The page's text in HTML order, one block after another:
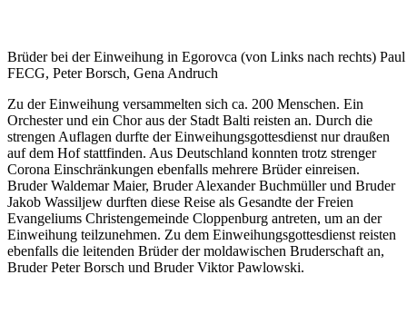
Brüder bei der Einweihung in Egorovca (von Links nach rechts)
FECG, Peter Borsch, Gena Andruch
Zu der Einweihung versammelten sich ca. 200 Menschen. Ein
Orchester und ein Chor aus der Stadt Balti reisten an. Durch die
strengen Auflagen durfte der Einweihungsgottesdienst nur draußen
auf dem Hof stattfinden. Aus Deutschland konnten trotz strenger
Corona Einschränkungen ebenfalls mehrere Brüder einreisen.
Bruder Waldemar Maier, Bruder Alexander Buchmüller und Bruder
Jakob Wassiljew durften diese Reise als Gesandte der Freien
Evangeliums Christengemeinde Cloppenburg antreten, um an der
Einweihung teilzunehmen. Zu dem Einweihungsgottesdienst reisten
ebenfalls die leitenden Brüder der moldawischen Bruderschaft an,
Bruder Peter Borsch und Bruder Viktor Pawlowski.